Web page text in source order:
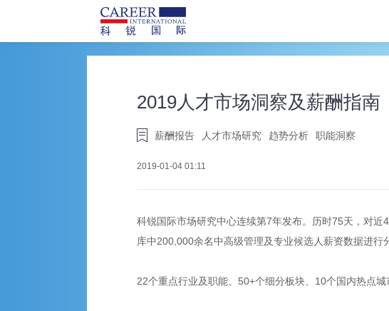
2019人才市场洞察及薪酬指南
薪酬报告 人才市场研究 趋势分析 职能洞察
2019-01-04 01:11
科锐国际市场研究中心连续第7年发布。历时75天，对
库中200,000余名中高级管理及专业候选人薪资数据进行
22个重点行业及职能、50+个细分板块、10个国内热点